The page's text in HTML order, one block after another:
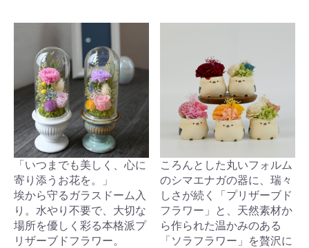
「いつまでも美しく、心に
寄り添うお花を。」
埃から守るガラスドーム入
り。水やり不要で、大切な
場所を優しく彩る本格派プ
リザーブドフラワー。
ころんとした丸いフォルム
のシマエナガの器に、瑞々
しさが続く「プリザーブド
フラワー」と、天然素材か
ら作られた温かみのある
「ソラフラワー」を贅沢に